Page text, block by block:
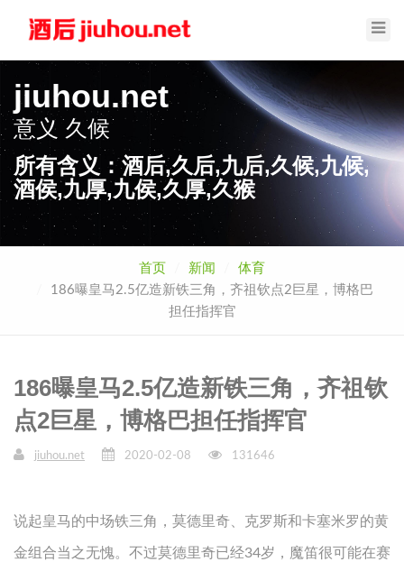
jiuhou.net
意义 久候
所有含义：酒后,久后,九后,久候,九候,
酒侯,九厚,九侯,久厚,久猴
首页 新闻
体育
186曝皇马2.5亿造新铁三角，齐祖钦点2巨星，博格巴
担任指挥官
186曝皇马2.5亿造新铁三角，齐祖钦
点2巨星，博格巴担任指挥官
jiuhou.net 2020-02-08 131646
说起皇马的中场铁三角，莫德里奇、克罗斯和卡塞米罗的黄
金组合当之无愧。不过莫德里奇已经34岁，魔笛很可能在赛